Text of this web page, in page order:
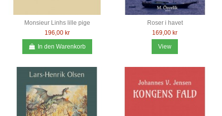
Monsieur Linhs lille pige
196,00 kr
In den Warenkorb
Roser i havet
169,00 kr
View